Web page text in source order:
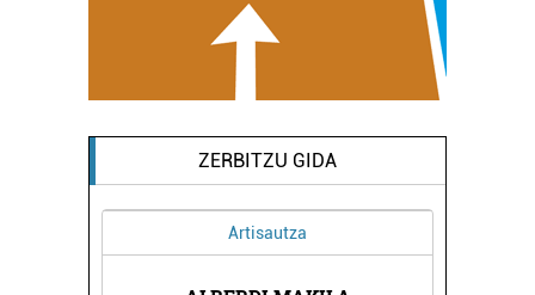
ZERBITZU GIDA
Artisautza